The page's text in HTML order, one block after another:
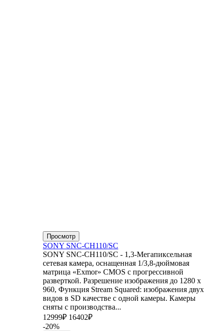
Просмотр
SONY SNC-CH110/SC
SONY SNC-CH110/SC - 1,3-Мегапиксельная
сетевая камера, оснащенная 1/3,8-дюймовая
матрица «Exmor» CMOS с прогрессивной
разверткой. Разрешение изображения до 1280 x
960, Функция Stream Squared: изображения двух
видов в SD качестве с одной камеры. Камеры
сняты с производства...
12999₽ 16402₽
-20%